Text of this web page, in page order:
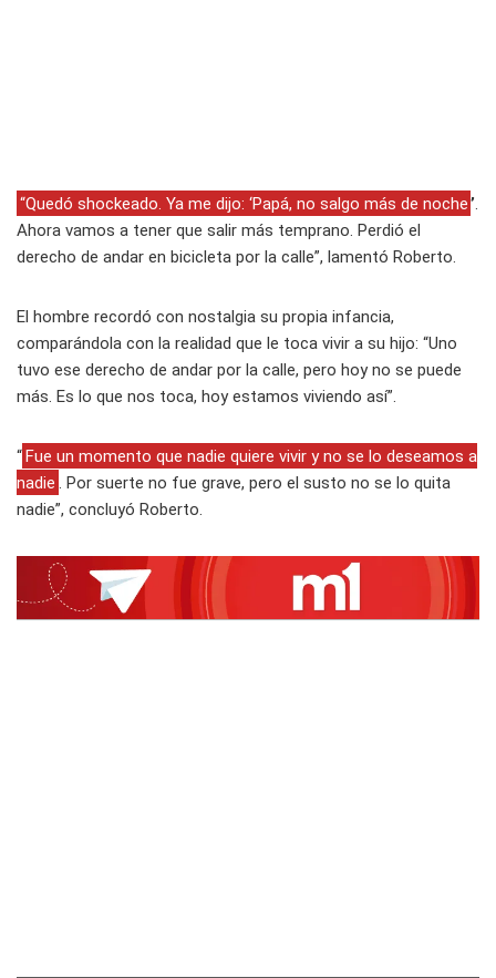
“Quedó shockeado. Ya me dijo: ‘Papá, no salgo más de noche’
Ahora vamos a tener que salir más temprano. Perdió el
derecho de andar en bicicleta por la calle”, lamentó Roberto.
El hombre recordó con nostalgia su propia infancia,
comparándola con la realidad que le toca vivir a su hijo: “Uno
tuvo ese derecho de andar por la calle, pero hoy no se puede
más. Es lo que nos toca, hoy estamos viviendo así”.
“Fue un momento que nadie quiere vivir y no se lo deseamos a
nadie
. Por suerte no fue grave, pero el susto no se lo quita
nadie”, concluyó Roberto.